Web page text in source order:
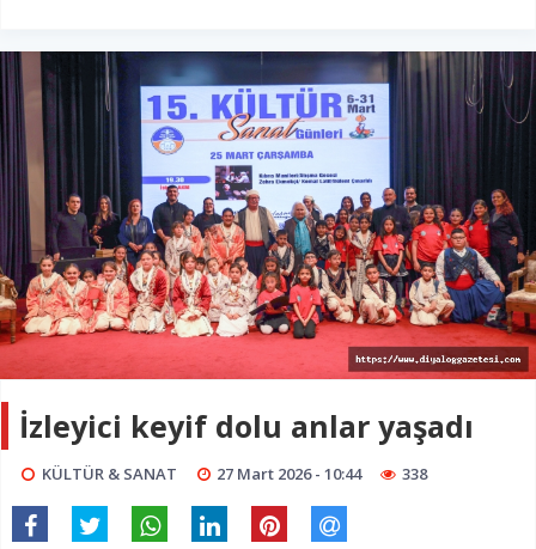
İzleyici keyif dolu anlar yaşadı
KÜLTÜR & SANAT 27 Mart 2026 - 10:44 338